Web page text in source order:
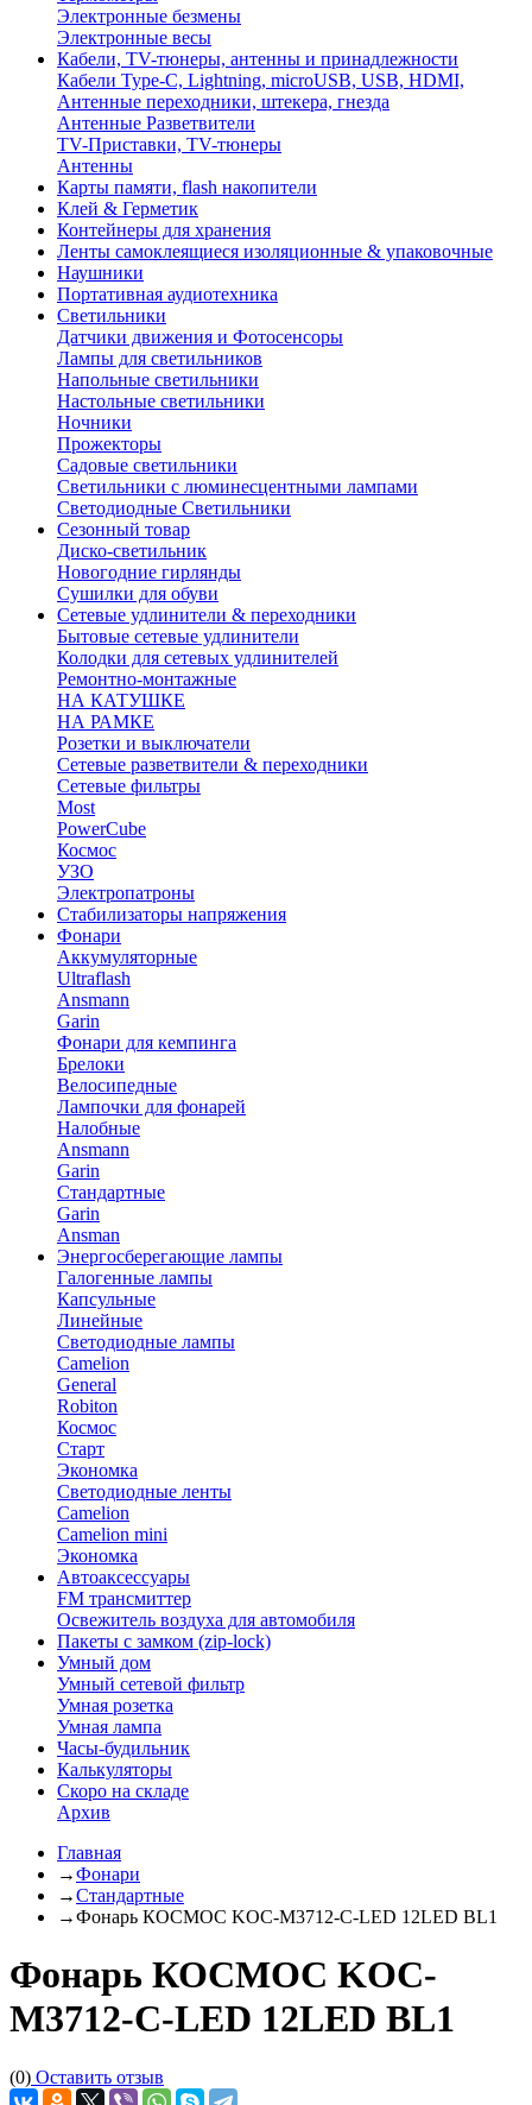
Электронные безмены
Электронные весы
Кабели, TV-тюнеры, антенны и принадлежности
Кабели Type-C, Lightning, microUSB, USB, HDMI,
Антенные переходники, штекера, гнезда
Антенные Разветвители
TV-Приставки, TV-тюнеры
Антенны
Карты памяти, flash накопители
Клей & Герметик
Контейнеры для хранения
Ленты самоклеящиеся изоляционные & упаковочные
Наушники
Портативная аудиотехника
Светильники
Датчики движения и Фотосенсоры
Лампы для светильников
Напольные светильники
Настольные светильники
Ночники
Прожекторы
Садовые светильники
Светильники с люминесцентными лампами
Светодиодные Светильники
Сезонный товар
Диско-светильник
Новогодние гирлянды
Сушилки для обуви
Сетевые удлинители & переходники
Бытовые сетевые удлинители
Колодки для сетевых удлинителей
Ремонтно-монтажные
НА КАТУШКЕ
НА РАМКЕ
Розетки и выключатели
Сетевые разветвители & переходники
Сетевые фильтры
Most
PowerCube
Космос
УЗО
Электропатроны
Стабилизаторы напряжения
Фонари
Аккумуляторные
Ultraflash
Ansmann
Garin
Фонари для кемпинга
Брелоки
Велосипедные
Лампочки для фонарей
Налобные
Ansmann
Garin
Стандартные
Garin
Ansman
Энергосберегающие лампы
Галогенные лампы
Капсульные
Линейные
Светодиодные лампы
Camelion
General
Robiton
Космос
Старт
Экономка
Светодиодные ленты
Camelion
Camelion mini
Экономка
Автоаксессуары
FM трансмиттер
Освежитель воздуха для автомобиля
Пакеты с замком (zip-lock)
Умный дом
Умный сетевой фильтр
Умная розетка
Умная лампа
Часы-будильник
Калькуляторы
Скоро на складе
Архив
Главная
→Фонари
→Стандартные
→Фонарь КОСМОС KOC-M3712-C-LED 12LED BL1
Фонарь КОСМОС KOC-
M3712-C-LED 12LED BL1
(0) Оставить отзыв